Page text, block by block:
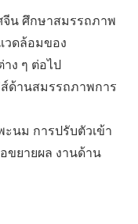
น ศึกษาสมรรถภาพ
วดล้อมของ
ง ๆ ต่อไป
ด้านสมรรถภาพการ
นม การปรับตัวเข้า
ขยายผล งานด้าน